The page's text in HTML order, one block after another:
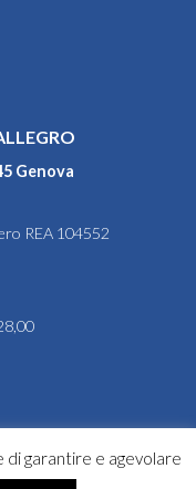
Genova
REA 104552
di garantire e agevolare